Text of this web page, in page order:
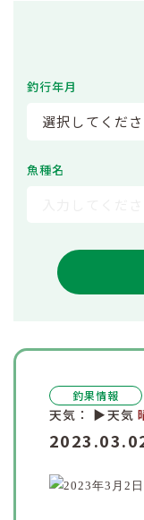
釣行年月
選択してくだ
魚種名
釣果情報
天気： ▶︎天気